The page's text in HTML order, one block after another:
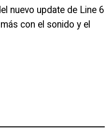
nuevo update de Line 6
con el sonido y el